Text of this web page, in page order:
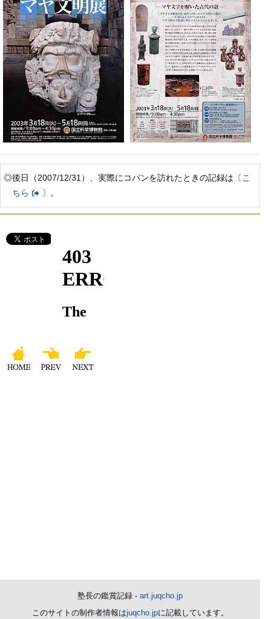
◎後日（2007/12/31）、実際にコパンを訪れたときの記録は〔こ
ちら
〕。
塾長の鑑賞記録 -art.juqcho.jp
このサイトの制作者情報はjuqcho.jpに記載しています。